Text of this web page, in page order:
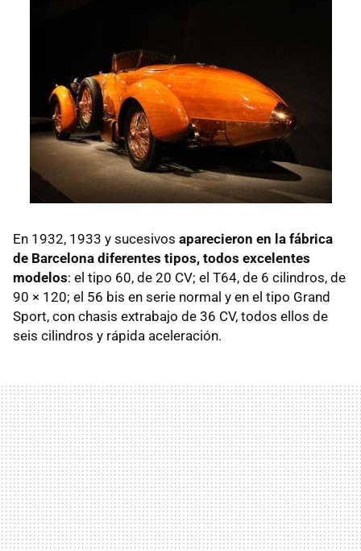
En 1932, 1933 y sucesivos aparecieron en la fábrica
de Barcelona diferentes tipos, todos excelentes
modelos: el tipo 60, de 20 CV; el T64, de 6 cilindros, de
90 × 120; el 56 bis en serie normal y en el tipo Grand
Sport, con chasis extrabajo de 36 CV, todos ellos de
seis cilindros y rápida aceleración.